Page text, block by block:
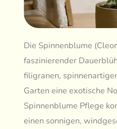
Die Spinnenblume
faszinierender
filigranen,
Garten eine exotische
Spinnenblume Pflege
einen sonnigen,